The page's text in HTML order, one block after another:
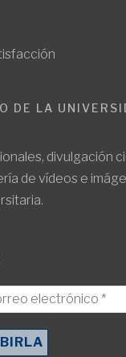
DE LA
divulgación
de vídeos e